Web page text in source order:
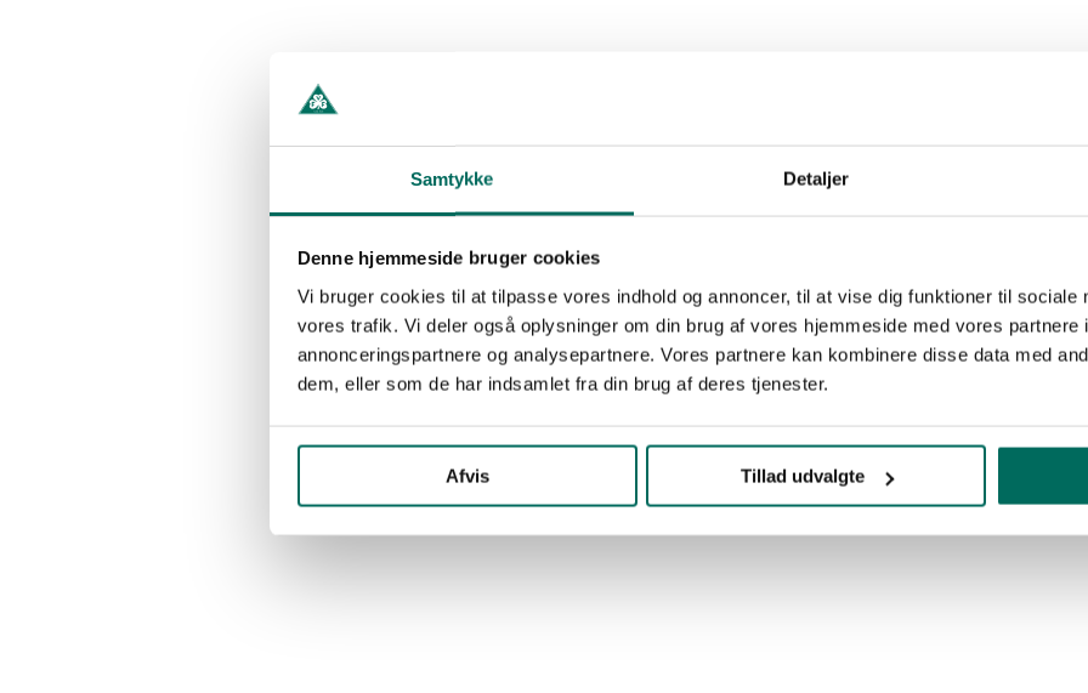
Samtykke Detaljer
Denne hjemmeside bruger cookies
Vi bruger cookies til at tilpasse vores indhold og annoncer, til at vise dig funktioner til sociale
vores trafik. Vi deler også oplysninger om din brug af vores hjemmeside med vores partnere
annonceringspartnere og analysepartnere. Vores partnere kan kombinere disse data med
dem, eller som de har indsamlet fra din brug af deres tjenester.
Afvis Tillad udvalgte